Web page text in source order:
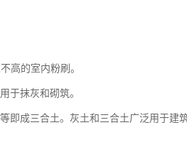
高的室内粉刷。
于抹灰和砌筑。
即成三合土。灰土和三合土广泛用于建